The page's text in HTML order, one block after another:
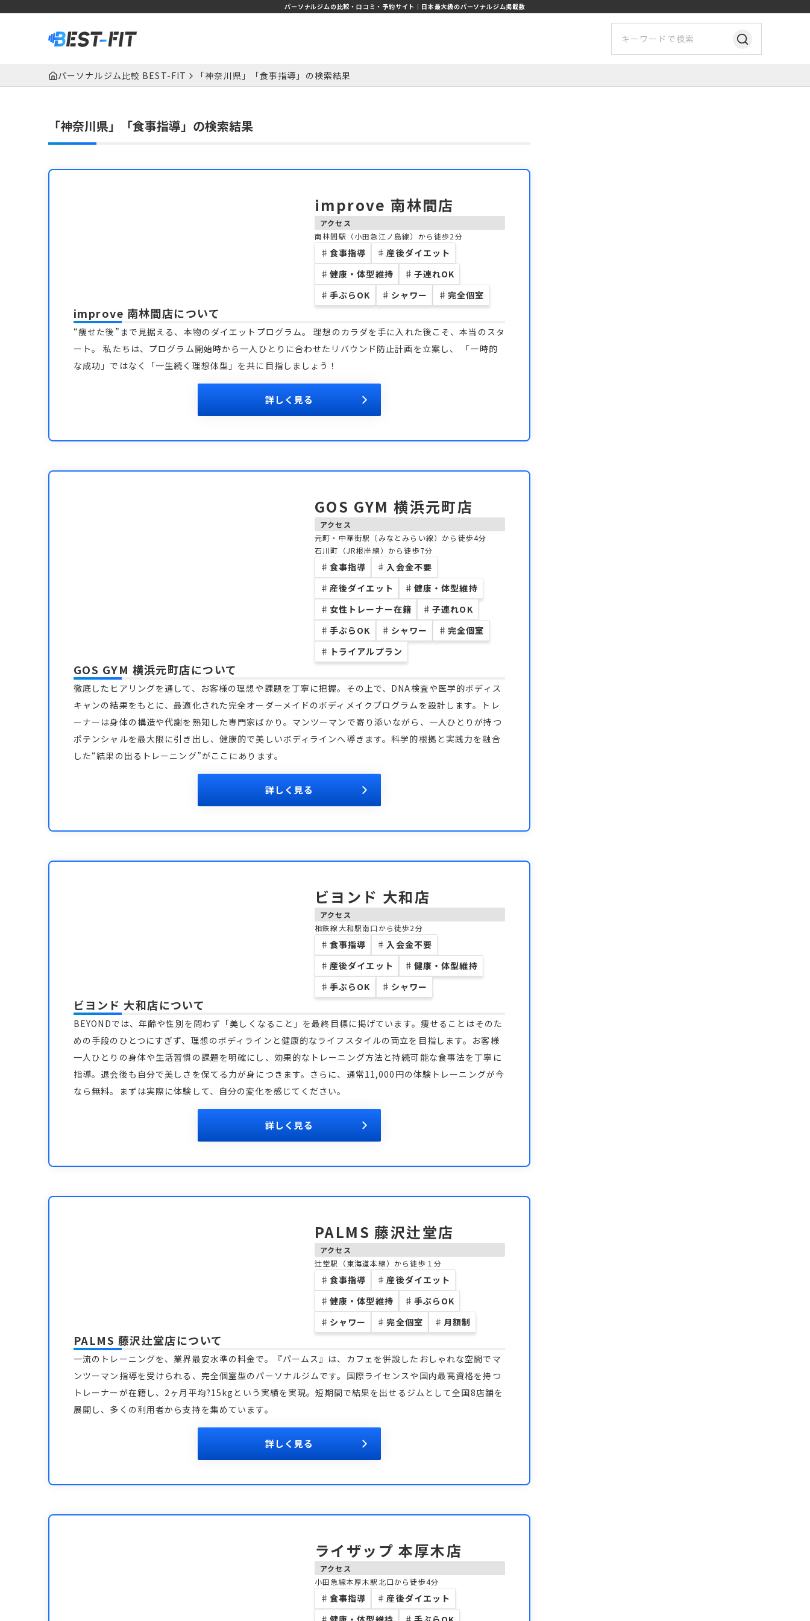
パーソナルジムの比較・口コミ・予約サイト｜日本最大級のパーソナルジム掲載数
パーソナルジム比較 BEST-FIT 「神奈川県」「食事指導」の検索結果
「神奈川県」「食事指導」の検索結果
improve 南林間店
アクセス
南林間駅（小田急江ノ島線）から徒歩2分
♯ 食事指導 ♯ 産後ダイエット
♯ 健康・体型維持 ♯ 子連れOK
♯ 手ぶらOK ♯ シャワー ♯ 完全個室
improve 南林間店について
“痩せた後”まで見据える、本物のダイエットプログラム。 理想のカラダを手に入れた後こそ、本当のスタ
ート。 私たちは、プログラム開始時から一人ひとりに合わせたリバウンド防止計画を立案し、 「一時的
な成功」ではなく「一生続く理想体型」を共に目指しましょう！
詳しく見る
GOS GYM 横浜元町店
アクセス
元町・中華街駅（みなとみらい線）から徒歩4分
石川町（JR根岸線）から徒歩7分
♯ 食事指導 ♯ 入会金不要
♯ 産後ダイエット ♯ 健康・体型維持
♯ 女性トレーナー在籍 ♯ 子連れOK
♯ 手ぶらOK ♯ シャワー ♯ 完全個室
♯ トライアルプラン
GOS GYM 横浜元町店について
徹底したヒアリングを通して、お客様の理想や課題を丁寧に把握。その上で、DNA検査や医学的ボディス
キャンの結果をもとに、最適化された完全オーダーメイドのボディメイクプログラムを設計します。トレ
ーナーは身体の構造や代謝を熟知した専門家ばかり。マンツーマンで寄り添いながら、一人ひとりが持つ
ポテンシャルを最大限に引き出し、健康的で美しいボディラインへ導きます。科学的根拠と実践力を融合
した“結果の出るトレーニング”がここにあります。
詳しく見る
ビヨンド 大和店
アクセス
相鉄線大和駅南口から徒歩2分
♯ 食事指導 ♯ 入会金不要
♯ 産後ダイエット ♯ 健康・体型維持
♯ 手ぶらOK ♯ シャワー
ビヨンド 大和店について
BEYONDでは、年齢や性別を問わず「美しくなること」を最終目標に掲げています。痩せることはそのた
めの手段のひとつにすぎず、理想のボディラインと健康的なライフスタイルの両立を目指します。お客様
一人ひとりの身体や生活習慣の課題を明確にし、効果的なトレーニング方法と持続可能な食事法を丁寧に
指導。退会後も自分で美しさを保てる力が身につきます。さらに、通常11,000円の体験トレーニングが今
なら無料。まずは実際に体験して、自分の変化を感じてください。
詳しく見る
PALMS 藤沢辻堂店
アクセス
辻堂駅（東海道本線）から徒歩１分
♯ 食事指導 ♯ 産後ダイエット
♯ 健康・体型維持 ♯ 手ぶらOK
♯ シャワー ♯ 完全個室 ♯ 月額制
PALMS 藤沢辻堂店について
一流のトレーニングを、業界最安水準の料金で。『パームス』は、カフェを併設したおしゃれな空間でマ
ンツーマン指導を受けられる、完全個室型のパーソナルジムです。国際ライセンスや国内最高資格を持つ
トレーナーが在籍し、2ヶ月平均?15kgという実績を実現。短期間で結果を出せるジムとして全国8店舗を
展開し、多くの利用者から支持を集めています。
詳しく見る
ライザップ 本厚木店
アクセス
小田急線本厚木駅北口から徒歩4分
♯ 食事指導 ♯ 産後ダイエット